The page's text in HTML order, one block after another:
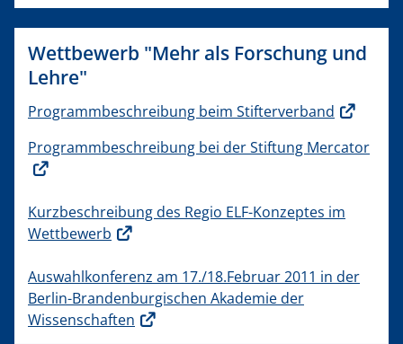
Wettbewerb "Mehr als Forschung und
Lehre"
Programmbeschreibung beim Stifterverband
Programmbeschreibung bei der Stiftung Mercator
Kurzbeschreibung des Regio ELF-Konzeptes im
Wettbewerb
Auswahlkonferenz am 17./18.Februar 2011 in der
Berlin-Brandenburgischen Akademie der
Wissenschaften